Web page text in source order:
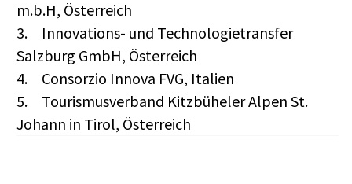
m.b.H, Österreich
3.
Innovations- und Technologietransfer
Salzburg GmbH, Österreich
4.
Consorzio Innova FVG, Italien
5.
Tourismusverband Kitzbüheler Alpen St.
Johann in Tirol, Österreich